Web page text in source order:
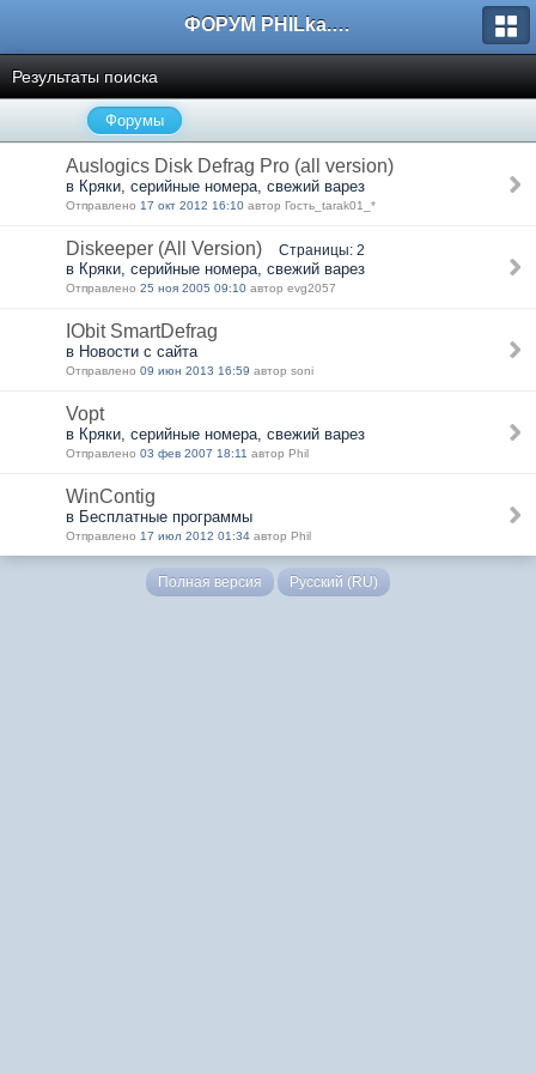
ФОРУМ PHILka.RU
Результаты поиска
Форумы
Auslogics Disk Defrag Pro (all version)
в Кряки, серийные номера, свежий варез
Отправлено 17 окт 2012 16:10 автор Гость_tarak01_*
Diskeeper (All Version) Страницы: 2
в Кряки, серийные номера, свежий варез
Отправлено 25 ноя 2005 09:10 автор evg2057
IObit SmartDefrag
в Новости с сайта
Отправлено 09 июн 2013 16:59 автор soni
Vopt
в Кряки, серийные номера, свежий варез
Отправлено 03 фев 2007 18:11 автор Phil
WinContig
в Бесплатные программы
Отправлено 17 июл 2012 01:34 автор Phil
Полная версия Русский (RU)